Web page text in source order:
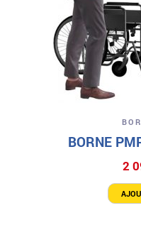
BORNE
2